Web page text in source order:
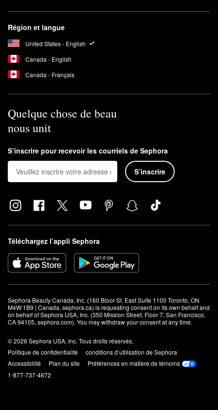
Région et langue
United States - English
Canada - English
Canada - Français
Quelque chose de beau
nous unit
S’inscrire pour recevoir les courriels de Sephora
S’inscrire
Téléchargez l’appli Sephora
Sephora Beauty Canada, Inc. (160 Bloor St. East Suite 1100 Toronto, ON
M4W 1B9 | Canada, sephora.ca) is requesting consent on its own behalf and
on behalf of Sephora USA, Inc. (350 Mission Street, Floor 7, San Francisco,
CA 94105, sephora.com). You may withdraw your consent at any time.
© 2026 Sephora USA, Inc. Tous droits réservés.
Politique de confidentialité
conditions d’utilisation de Sephora
Accessibilité
Plan du site
Préférences en matière de témoins
1-877-737-4672